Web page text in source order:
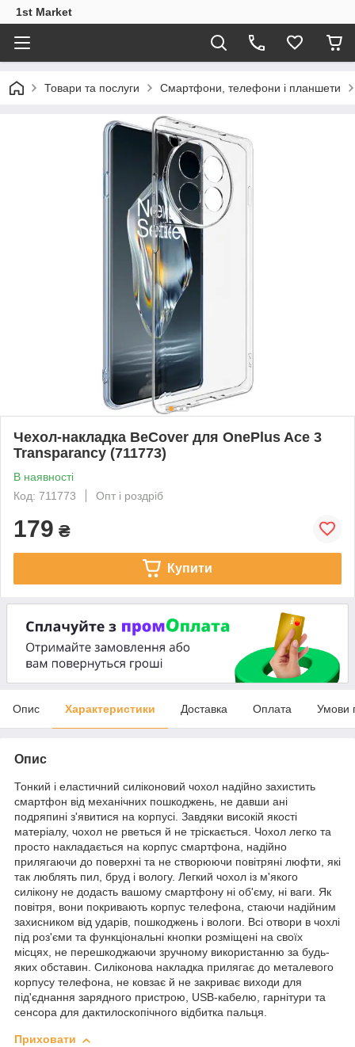
1st Market
Товари та послуги Смартфони, телефони і планшети
Чeхол-накладка BeCover для OnePlus Ace 3
Transparancy (711773)
В наявності
Код: 711773
Опт і роздріб
179 ₴
Купити
Опис Характеристики Доставка Оплата Умови
Опис
Тонкий і еластичний силіконовий чохол надійно захистить
смартфон від механічних пошкоджень, не давши ані
подряпині з'явитися на корпусі. Завдяки високій якості
матеріалу, чохол не рветься й не тріскається. Чохол легко та
просто накладається на корпус смартфона, надійно
прилягаючи до поверхні та не створюючи повітряні люфти, які
так люблять пил, бруд і вологу. Легкий чохол із м'якого
силікону не додасть вашому смартфону ні об'єму, ні ваги. Як
повітря, вони покривають корпус телефона, стаючи надійним
захисником від ударів, пошкоджень і вологи. Всі отвори в чохлі
під роз'єми та функціональні кнопки розміщені на своїх
місцях, не перешкоджаючи зручному використанню за будь-
яких обставин. Силіконова накладка прилягає до металевого
корпусу телефона, не ковзає й не закриває виходи для
під'єднання зарядного пристрою, USB-кабелю, гарнітури та
сенсора для дактилоскопічного відбитка пальця.
Приховати